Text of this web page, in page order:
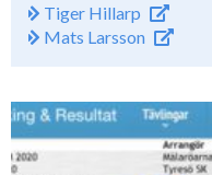
Tiger Hillarp
Mats Larsson